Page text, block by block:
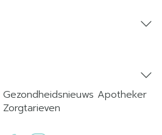
Gezondheidsnieuws Apotheker
Zorgtarieven